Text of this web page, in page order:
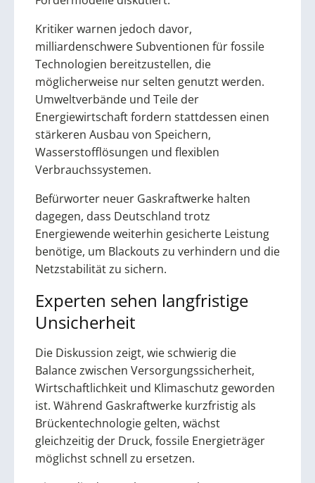
Kritiker warnen jedoch davor,
milliardenschwere Subventionen für fossile
Technologien bereitzustellen, die
möglicherweise nur selten genutzt werden.
Umweltverbände und Teile der
Energiewirtschaft fordern stattdessen einen
stärkeren Ausbau von Speichern,
Wasserstofflösungen und flexiblen
Verbrauchssystemen.
Befürworter neuer Gaskraftwerke halten
dagegen, dass Deutschland trotz
Energiewende weiterhin gesicherte Leistung
benötige, um Blackouts zu verhindern und die
Netzstabilität zu sichern.
Experten sehen langfristige
Unsicherheit
Die Diskussion zeigt, wie schwierig die
Balance zwischen Versorgungssicherheit,
Wirtschaftlichkeit und Klimaschutz geworden
ist. Während Gaskraftwerke kurzfristig als
Brückentechnologie gelten, wächst
gleichzeitig der Druck, fossile Energieträger
möglichst schnell zu ersetzen.